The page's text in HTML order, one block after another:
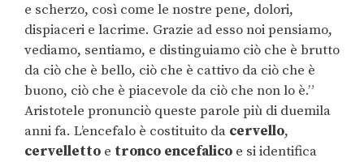
e scherzo, così come le nostre pene, dolori,
dispiaceri e lacrime. Grazie ad esso noi pensiamo,
vediamo, sentiamo, e distinguiamo ciò che è brutto
da ciò che è bello, ciò che è cattivo da ciò che è
buono, ciò che è piacevole da ciò che non lo è.”
Aristotele pronunciò queste parole più di duemila
anni fa. L’encefalo è costituito da cervello,
cervelletto e tronco encefalico e si identifica